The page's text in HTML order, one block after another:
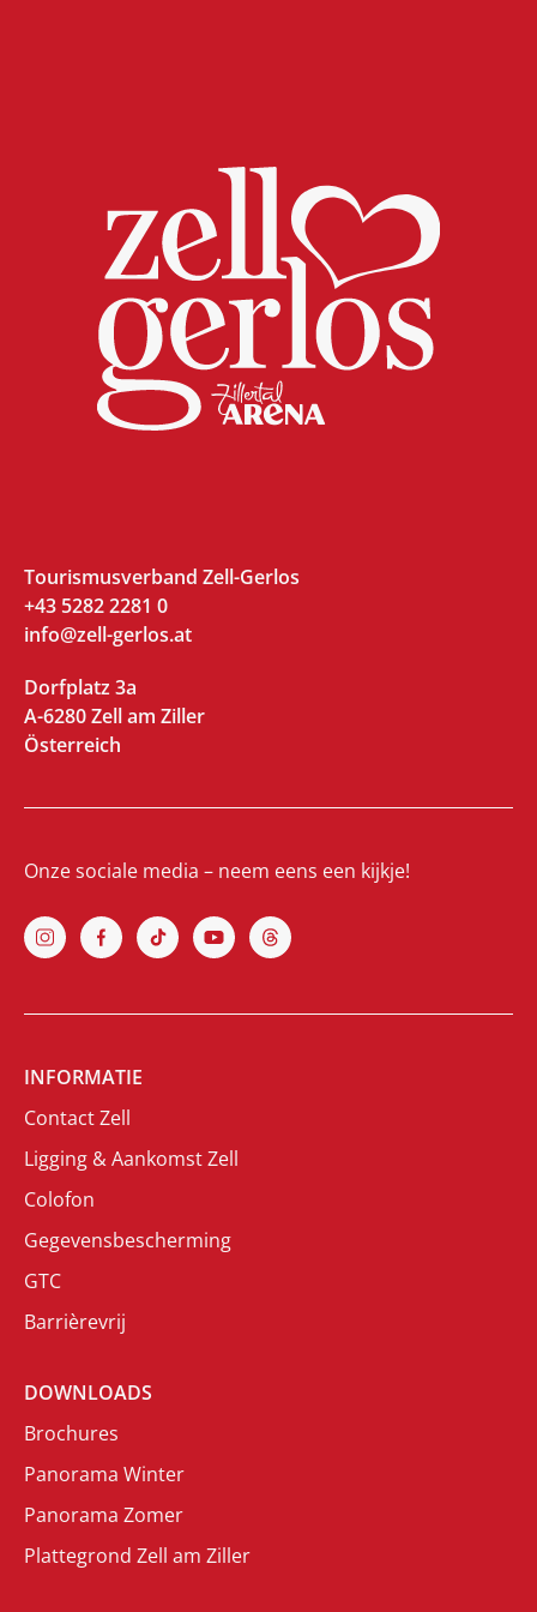
Tourismusverband Zell-Gerlos
+43 5282 2281 0
info@zell-gerlos.at
Dorfplatz 3a
A-6280 Zell am Ziller
Österreich
Onze sociale media – neem eens een kijkje!
INFORMATIE
Contact Zell
Ligging & Aankomst Zell
Colofon
Gegevensbescherming
GTC
Barrièrevrij
DOWNLOADS
Brochures
Panorama Winter
Panorama Zomer
Plattegrond Zell am Ziller